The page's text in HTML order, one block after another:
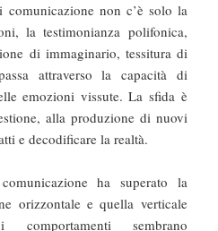
non c’è solo la
la testimonianza polifonica,
di immaginario, tessitura di
attraverso la capacità di
emozioni vissute. La sfida è
alla produzione di nuovi
e decodificare la realtà.
ha superato la
orizzontale e quella verticale
comportamenti sembrano